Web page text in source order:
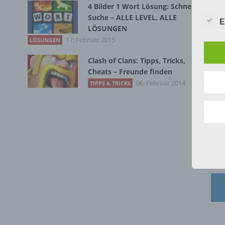
4 Bilder 1 Wort Lösung: Schnelle
Suche – ALLE LEVEL, ALLE
LÖSUNGEN
LÖSUNGEN 17. Februar 2015
Clash of Clans: Tipps, Tricks,
Cheats – Freunde finden
TIPPS & TRICKS 06. Februar 2014
dies
Wir